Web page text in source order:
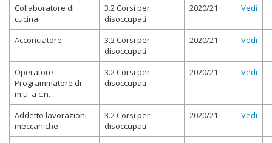
Collaboratore di
cucina
3.2 Corsi per
disoccupati
2020/21 Vedi
Acconciatore
3.2 Corsi per
disoccupati
2020/21 Vedi
Operatore
Programmatore di
m.u. a c.n.
3.2 Corsi per
disoccupati
2020/21 Vedi
Addetto lavorazioni
meccaniche
3.2 Corsi per
disoccupati
2020/21 Vedi